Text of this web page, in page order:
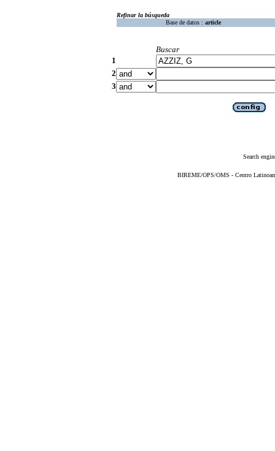
Refinar la búsqueda
Base de datos : article
Buscar
1
2
3
Search
BIREME/OPS/OMS - Centro